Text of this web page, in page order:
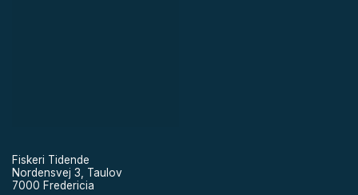
Fiskeri Tidende
Nordensvej 3, Taulov
7000 Fredericia